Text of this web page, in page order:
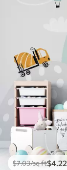
$7.03/sq ft$4.22